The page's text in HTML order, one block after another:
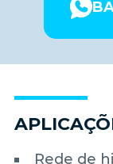
Rede de